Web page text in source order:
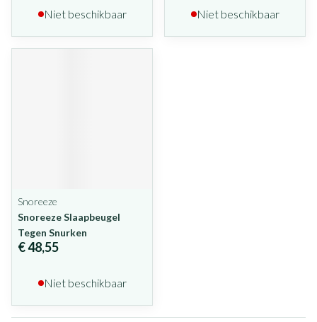
Niet beschikbaar Niet beschikbaar
Snoreeze
Snoreeze Slaapbeugel
Tegen Snurken
€ 48,55
Niet beschikbaar